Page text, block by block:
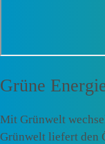
Grüne
Mit Grünwelt
Grünwelt liefert den